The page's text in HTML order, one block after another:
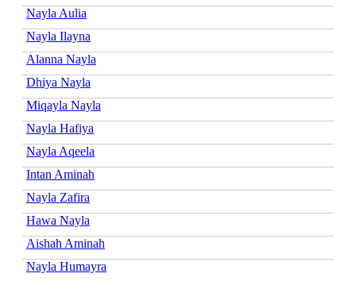
Nayla Aulia
Nayla Ilayna
Alanna Nayla
Dhiya Nayla
Miqayla Nayla
Nayla Hafiya
Nayla Aqeela
Intan Aminah
Nayla Zafira
Hawa Nayla
Aishah Aminah
Nayla Humayra